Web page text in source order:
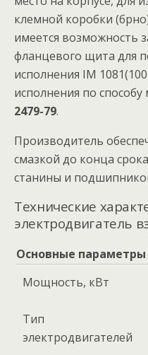
клемной коробки
имеется возможность
фланцевого щита для
исполнения IM
исполнения по
2479-79.
Производитель
смазкой до конца
станины и
Технические
электродвигатель
Основные параметры
Мощность, кВт
Тип
электродвигателей